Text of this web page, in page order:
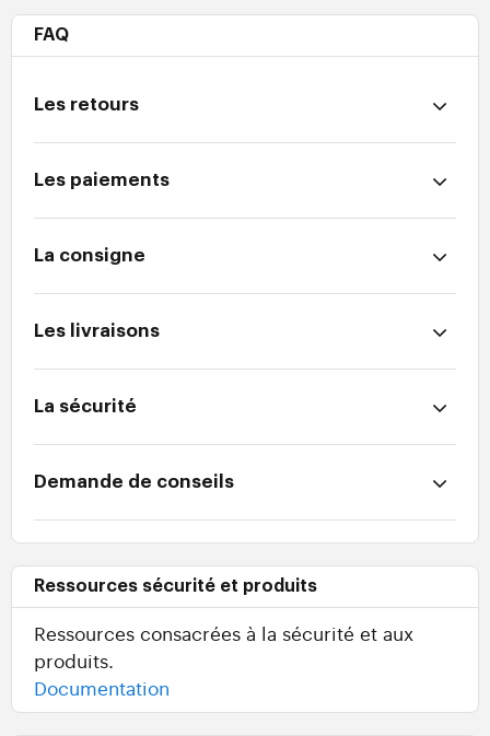
FAQ
Les retours
Les paiements
La consigne
Les livraisons
La sécurité
Demande de conseils
Ressources sécurité et produits
Ressources consacrées à la sécurité et aux
produits.
Documentation